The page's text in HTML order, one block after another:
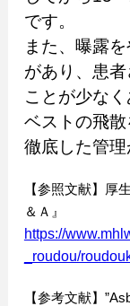
です。
また、曝露
があり、患
ことが少な
ベストの飛
徹底した管理
【参照文献】厚
＆Ａ』
https://
_roudou/
【参考文献】